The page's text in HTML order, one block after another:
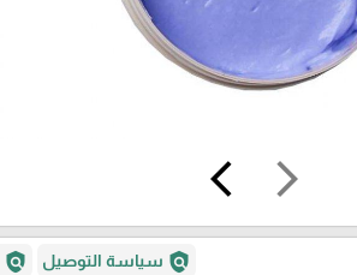
arrow_forward_ios
arrow_back_ios
policy سياسة التوصيل policy